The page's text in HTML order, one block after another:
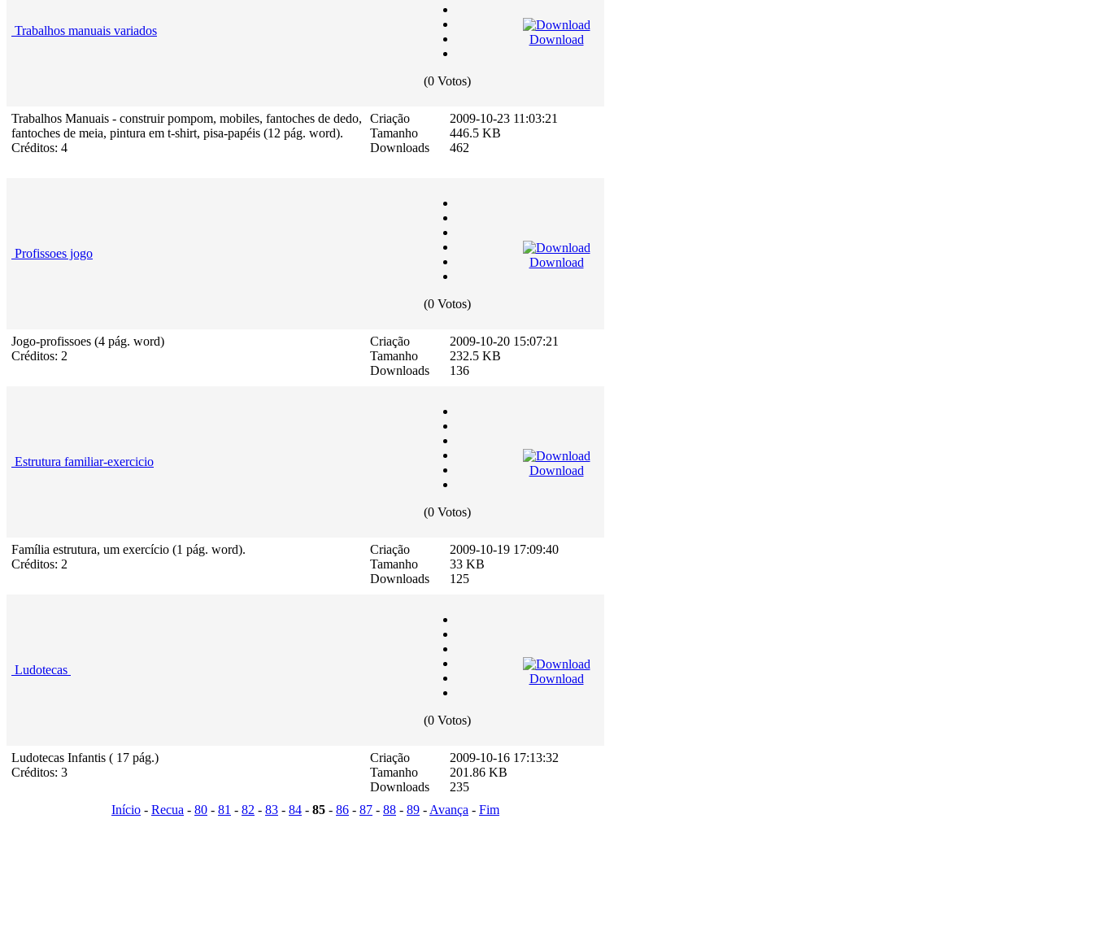
Trabalhos manuais variados
(0 Votos)
Download
Trabalhos Manuais - construir pompom, mobiles, fantoches de dedo,
fantoches de meia, pintura em t-shirt, pisa-papéis (12 pág. word).
Créditos: 4
Criação
Tamanho
Downloads
2009-10-23 11:03:21
446.5 KB
462
Profissoes jogo
(0 Votos)
Download
Jogo-profissoes (4 pág. word)
Créditos: 2
Criação
Tamanho
Downloads
2009-10-20 15:07:21
232.5 KB
136
Estrutura familiar-exercicio
(0 Votos)
Download
Família estrutura, um exercício (1 pág. word).
Créditos: 2
Criação
Tamanho
Downloads
2009-10-19 17:09:40
33 KB
125
Ludotecas
(0 Votos)
Download
Ludotecas Infantis ( 17 pág.)
Créditos: 3
Criação
Tamanho
Downloads
2009-10-16 17:13:32
201.86 KB
235
Início - Recua - 80 - 81 - 82 - 83 - 84 - 85 - 86 - 87 - 88 - 89 -Avança - Fim